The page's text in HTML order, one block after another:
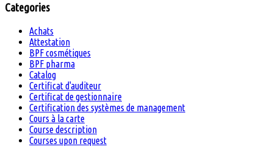
Categories
Achats
Attestation
BPF cosmétiques
BPF pharma
Catalog
Certificat d'auditeur
Certificat de gestionnaire
Certification des systèmes de management
Cours à la carte
Course description
Courses upon request